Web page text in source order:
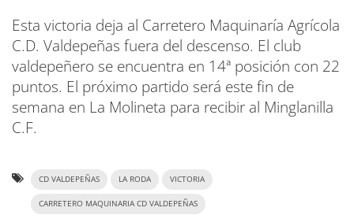
Esta victoria deja al Carretero Maquinaría Agrícola
C.D. Valdepeñas fuera del descenso. El club
valdepeñero se encuentra en 14ª posición con 22
puntos. El próximo partido será este fin de
semana en La Molineta para recibir al Minglanilla
C.F.
CD VALDEPEÑAS LA RODA VICTORIA
CARRETERO MAQUINARIA CD VALDEPEÑAS